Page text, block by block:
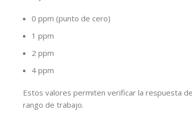
0 ppm (punto de cero)
1 ppm
2 ppm
4 ppm
Estos valores permiten verificar la respuesta
rango de trabajo.